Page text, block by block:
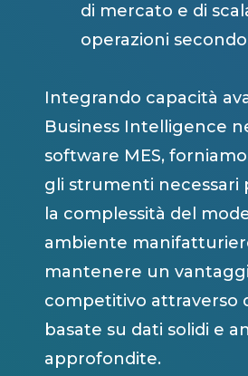
di mercato e di
operazioni
Integrando capacità
Business Intelligence
software MES,
gli strumenti necessari
la complessità del
ambiente
mantenere un
competitivo attraverso
basate su dati solidi e
approfondite.